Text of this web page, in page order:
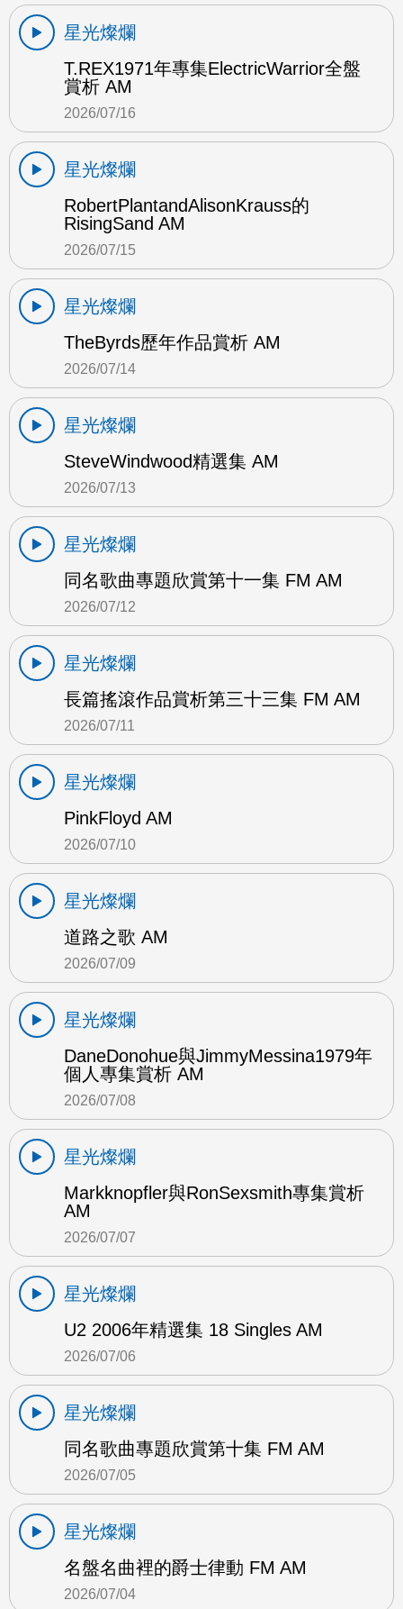
星光燦爛
T.REX1971年專集ElectricWarrior全盤
賞析 AM
2026/07/16
星光燦爛
RobertPlantandAlisonKrauss的
RisingSand AM
2026/07/15
星光燦爛
TheByrds歷年作品賞析 AM
2026/07/14
星光燦爛
SteveWindwood精選集 AM
2026/07/13
星光燦爛
同名歌曲專題欣賞第十一集 FM AM
2026/07/12
星光燦爛
長篇搖滾作品賞析第三十三集 FM AM
2026/07/11
星光燦爛
PinkFloyd AM
2026/07/10
星光燦爛
道路之歌 AM
2026/07/09
星光燦爛
DaneDonohue與JimmyMessina1979年
個人專集賞析 AM
2026/07/08
星光燦爛
Markknopfler與RonSexsmith專集賞析
AM
2026/07/07
星光燦爛
U2 2006年精選集 18 Singles AM
2026/07/06
星光燦爛
同名歌曲專題欣賞第十集 FM AM
2026/07/05
星光燦爛
名盤名曲裡的爵士律動 FM AM
2026/07/04